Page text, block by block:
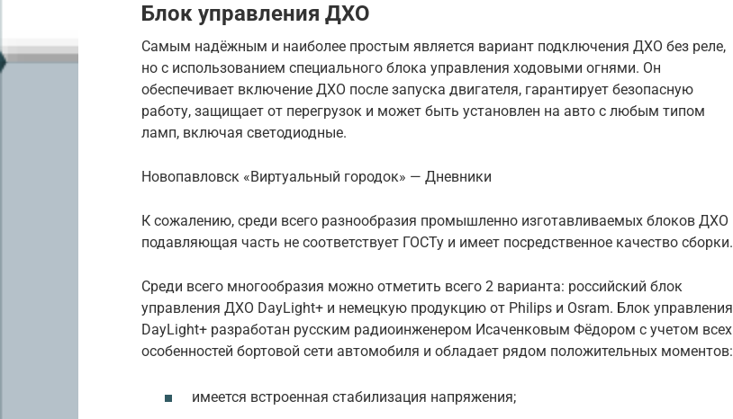
Блок управления ДХО
Самым надёжным и наиболее простым является вариант подключения ДХО без реле,
но с использованием специального блока управления ходовыми огнями. Он
обеспечивает включение ДХО после запуска двигателя, гарантирует безопасную
работу, защищает от перегрузок и может быть установлен на авто с любым типом
ламп, включая светодиодные.
Новопавловск «Виртуальный городок» — Дневники
К сожалению, среди всего разнообразия промышленно изготавливаемых блоков ДХО
подавляющая часть не соответствует ГОСТу и имеет посредственное качество сборки.
Среди всего многообразия можно отметить всего 2 варианта: российский блок
управления ДХО DayLight+ и немецкую продукцию от Philips и Osram. Блок управления
DayLight+ разработан русским радиоинженером Исаченковым Фёдором с учетом всех
особенностей бортовой сети автомобиля и обладает рядом положительных моментов:
имеется встроенная стабилизация напряжения;